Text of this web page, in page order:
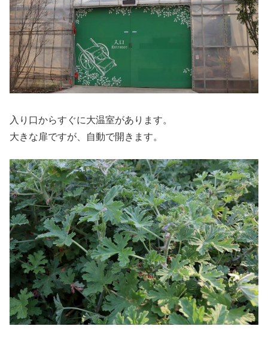
入り口からすぐに大温室があります。
大きな扉ですが、自動で開きます。